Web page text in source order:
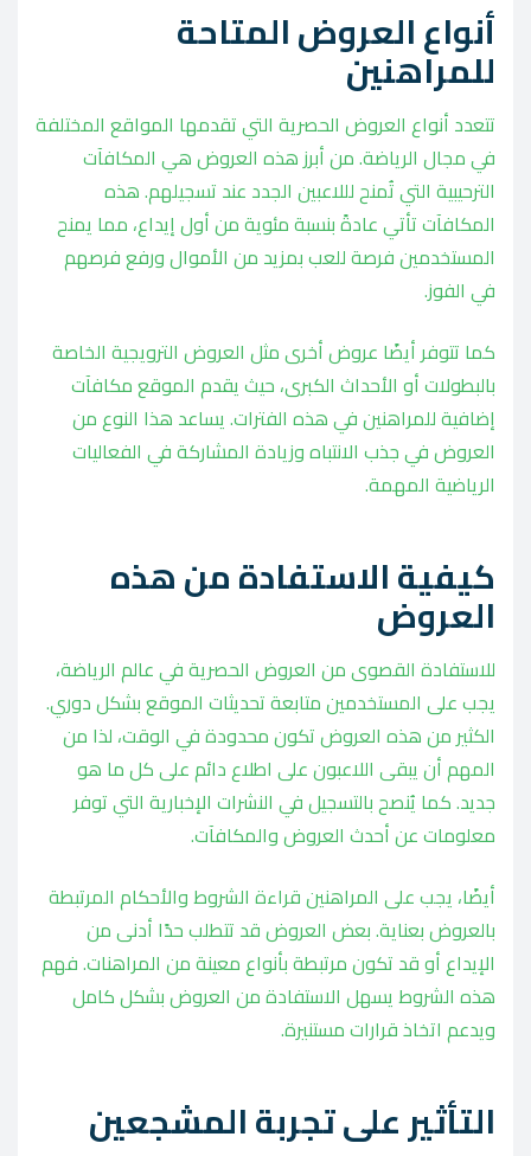
أنواع العروض المتاحة
للمراهنين
تتعدد أنواع العروض الحصرية التي تقدمها المواقع المختلفة
في مجال الرياضة. من أبرز هذه العروض هي المكافآت
الترحيبية التي تُمنح لللاعبين الجدد عند تسجيلهم. هذه
المكافآت تأتي عادةً بنسبة مئوية من أول إيداع، مما يمنح
المستخدمين فرصة للعب بمزيد من الأموال ورفع فرصهم
في الفوز.
كما تتوفر أيضًا عروض أخرى مثل العروض الترويجية الخاصة
بالبطولات أو الأحداث الكبرى، حيث يقدم الموقع مكافآت
إضافية للمراهنين في هذه الفترات. يساعد هذا النوع من
العروض في جذب الانتباه وزيادة المشاركة في الفعاليات
الرياضية المهمة.
كيفية الاستفادة من هذه
العروض
للاستفادة القصوى من العروض الحصرية في عالم الرياضة،
يجب على المستخدمين متابعة تحديثات الموقع بشكل دوري.
الكثير من هذه العروض تكون محدودة في الوقت، لذا من
المهم أن يبقى اللاعبون على اطلاع دائم على كل ما هو
جديد. كما يُنصح بالتسجيل في النشرات الإخبارية التي توفر
معلومات عن أحدث العروض والمكافآت.
أيضًا، يجب على المراهنين قراءة الشروط والأحكام المرتبطة
بالعروض بعناية. بعض العروض قد تتطلب حدًا أدنى من
الإيداع أو قد تكون مرتبطة بأنواع معينة من المراهنات. فهم
هذه الشروط يسهل الاستفادة من العروض بشكل كامل
ويدعم اتخاذ قرارات مستنيرة.
التأثير على تجربة المشجعين